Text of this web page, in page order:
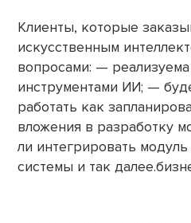
Клиенты, которые
искусственным
вопросами: — реализуема
инструментами ИИ; —
работать как
вложения в разработку
ли интегрировать
системы и так